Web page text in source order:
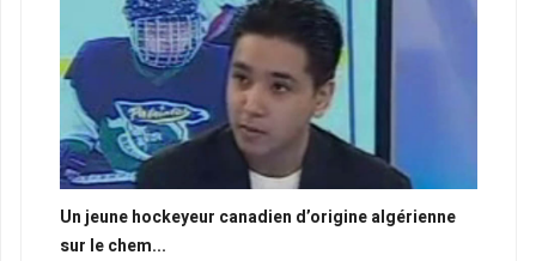
Un jeune hockeyeur canadien d’origine algérienne
sur le chem...